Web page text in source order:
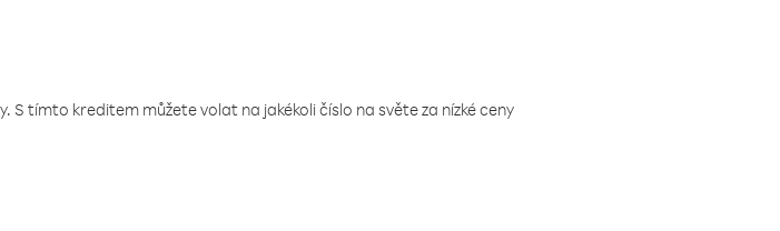
tímto kreditem můžete volat na jakékoli číslo na světe za nízké ceny